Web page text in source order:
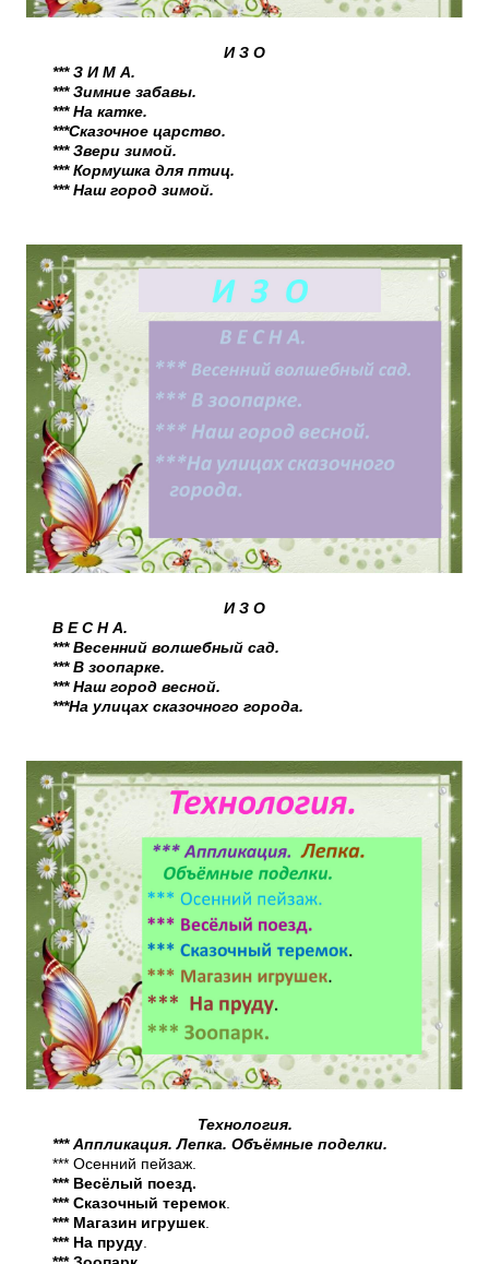
И З О
*** З И М А.
*** Зимние забавы.
*** На катке.
***Сказочное царство.
*** Звери зимой.
*** Кормушка для птиц.
*** Наш город зимой.
И З О
В Е С Н А.
*** Весенний волшебный сад.
*** В зоопарке.
*** Наш город весной.
***На улицах сказочного города.
Технология.
*** Аппликация. Лепка. Объёмные поделки.
*** Осенний пейзаж.
*** Весёлый поезд.
*** Сказочный теремок
*** Магазин игрушек
*** На пруду